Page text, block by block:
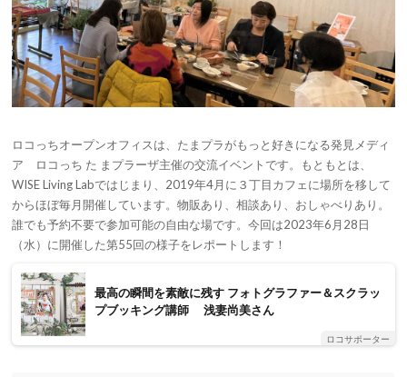
ロコっちオープンオフィスは、たまプラがもっと好きになる発見メディ
ア ロコっち た まプラーザ主催の交流イベントです。もともとは、
WISE Living Labではじまり、2019年4月に３丁目カフェに場所を移して
からほぼ毎月開催しています。物販あり、相談あり、おしゃべりあり。
誰でも予約不要で参加可能の自由な場です。今回は2023年6月28日
（水）に開催した第55回の様子をレポートします！
最高の瞬間を素敵に残す フォトグラファー＆スクラッ
プブッキング講師 浅妻尚美さん
ロコサポーター